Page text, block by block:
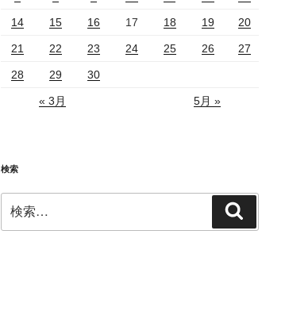
14 15 16 17 18 19 20
21 22 23 24 25 26 27
28 29 30
« 3月 5月 »
検索
索:
索